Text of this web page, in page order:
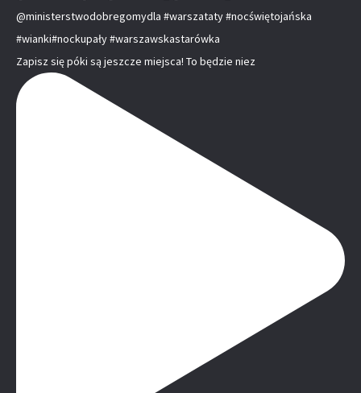
Zapisz się póki są jeszcze miejsca! To będzie niez